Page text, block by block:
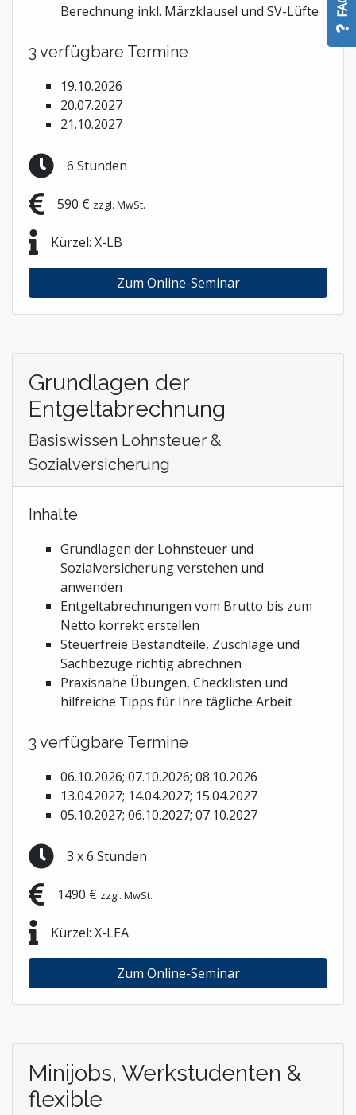
Berechnung inkl. Märzklausel und SV-Lüfte
3 verfügbare Termine
19.10.2026
20.07.2027
21.10.2027
6 Stunden
590 € zzgl. MwSt.
Kürzel: X-LB
Zum Online-Seminar
Grundlagen der
Entgeltabrechnung
Basiswissen Lohnsteuer &
Sozialversicherung
Inhalte
Grundlagen der Lohnsteuer und
Sozialversicherung verstehen und
anwenden
Entgeltabrechnungen vom Brutto bis zum
Netto korrekt erstellen
Steuerfreie Bestandteile, Zuschläge und
Sachbezüge richtig abrechnen
Praxisnahe Übungen, Checklisten und
hilfreiche Tipps für Ihre tägliche Arbeit
3 verfügbare Termine
06.10.2026; 07.10.2026; 08.10.2026
13.04.2027; 14.04.2027; 15.04.2027
05.10.2027; 06.10.2027; 07.10.2027
3 x 6 Stunden
1490 € zzgl. MwSt.
Kürzel: X-LEA
Zum Online-Seminar
Minijobs, Werkstudenten &
flexible
FAQ